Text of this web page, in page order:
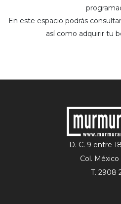
En este espacio podrás
así como adquirir tu
D. C. 9 entre
Col.
T. 2908